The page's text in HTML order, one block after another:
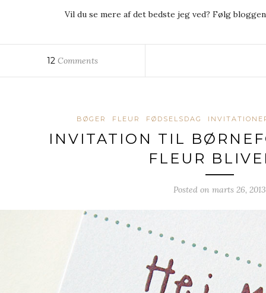
Vil du se mere af det bedste jeg ved? Følg
12 Comments
BØGER FLEUR FØDSELSDAG
INVITATION TIL
FLEUR
Posted on marts 26, 2013